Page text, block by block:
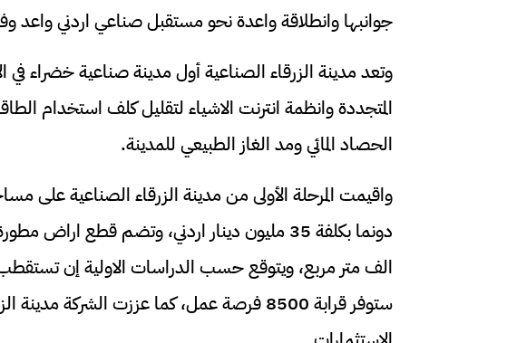
جوانبها وانطلاقة واعدة نحو مستقبل صناعي اردني واعد
وتعد مدينة الزرقاء الصناعية أول مدينة صناعية خضراء
المتجددة وانظمة انترنت الاشياء لتقليل كلف استخدام
الحصاد المائي ومد الغاز الطبيعي للمدينة.
ستوفر قرابة 8500 فرصة عمل، كما عززت